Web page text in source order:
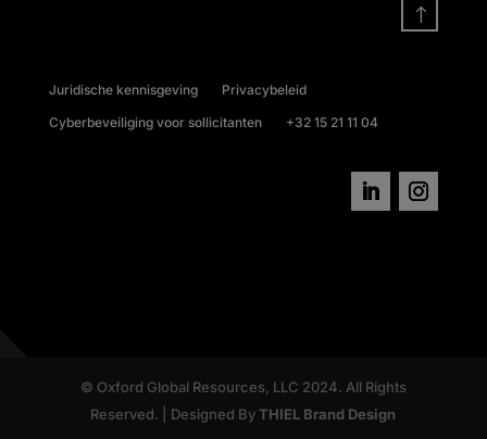
!
Juridische kennisgeving
Privacybeleid
Cyberbeveiliging voor sollicitanten
+32 15 21 11 04
© Oxford Global Resources, LLC 2024. All Rights
Reserved. | Designed ByTHIEL Brand Design